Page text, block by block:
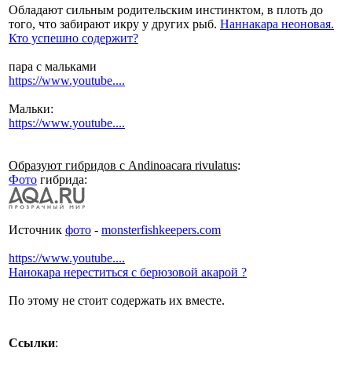
Обладают сильным родительским инстинктом, в плоть до
того, что забирают икру у других рыб. Наннакара неоновая.
Кто успешно содержит?
пара с мальками
https://www.youtube....
Мальки:
https://www.youtube....
Образуют гибридов с Andinoacara rivulatus:
Фото гибрида:
Источник фото - monsterfishkeepers.com
https://www.youtube....
Нанокара нереститься с берюзовой акарой ?
По этому не стоит содержать их вместе.
Ссылки: